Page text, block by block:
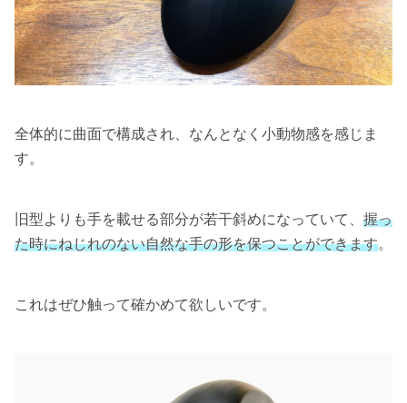
全体的に曲面で構成され、なんとなく小動物感を感じま
す。
旧型よりも手を載せる部分が若干斜めになっていて、 握っ
た時にねじれのない自然な手の形を保つことができます。
これはぜひ触って確かめて欲しいです。